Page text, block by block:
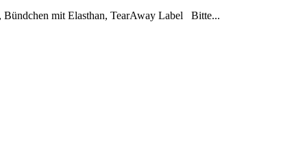
Bündchen mit Elasthan, TearAway Label Bitte...